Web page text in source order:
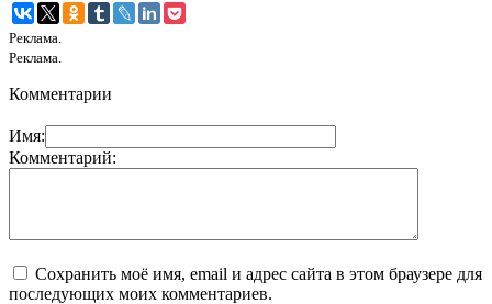
Реклама.
Реклама.
Комментарии
Имя:
Комментарий:
Сохранить моё имя, email и адрес сайта в этом браузере для
последующих моих комментариев.